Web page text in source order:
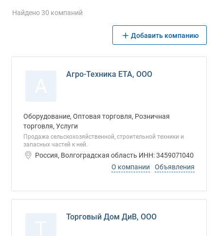
Найдено 30 компаний
Добавить компанию
Агро-Техника ЕТА, ООО
Оборудование, Оптовая торговля, Розничная
торговля, Услуги
Продажа сельскохозяйственной, строительной техники и
запасных частей к ней.
Россия, Волгоградская область ИНН: 3459071040
О компании
Объявления
Торговый Дом ДиВ, ООО